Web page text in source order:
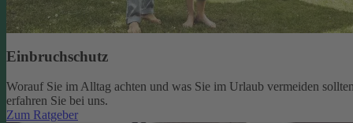
Einbruchschutz
Worauf Sie im Alltag achten und was Sie im Urlaub vermeiden
erfahren Sie bei uns.
Zum Ratgeber